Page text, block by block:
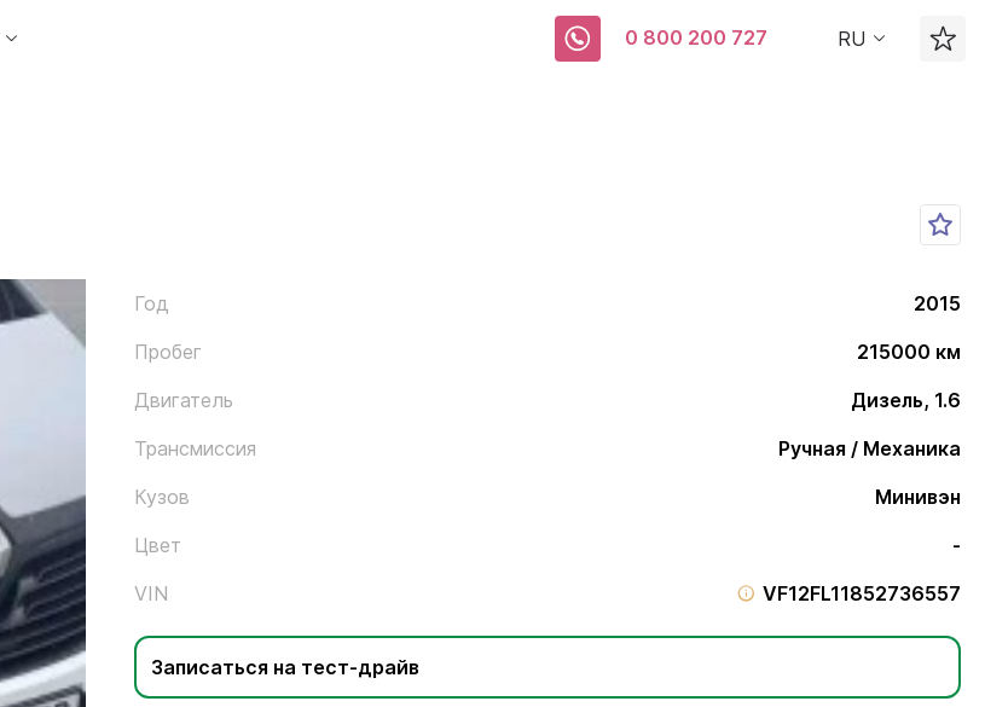
0 800 200 727 RU
Год
2015
Пробег
215000 км
Двигатель
Дизель, 1.6
Трансмиссия
Ручная / Механика
Кузов
Минивэн
Цвет
-
VIN
VF12FL11852736557
Записаться на тест-драйв